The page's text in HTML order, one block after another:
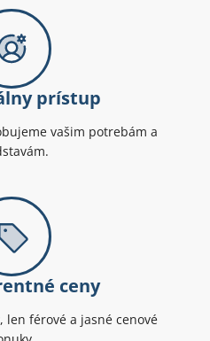
prístup
vašim potrebám a
ceny
len férové a jasné cenové